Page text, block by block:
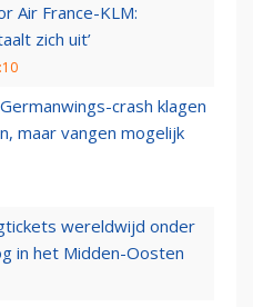
Air France-KLM:
zich uit’
crash klagen
maar vangen mogelijk
wereldwijd onder
in het Midden-Oosten